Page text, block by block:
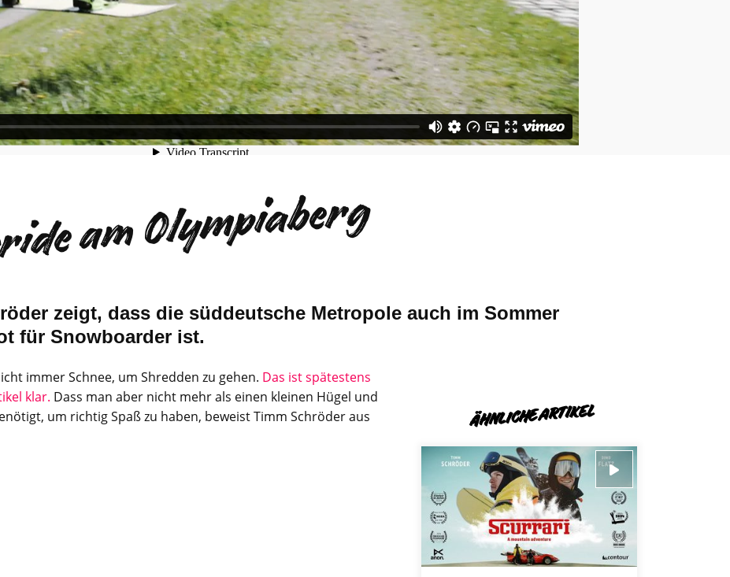
am Olympiaberg
zeigt, dass die süddeutsche Metropole auch im Sommer
für Snowboarder ist.
immer Schnee, um Shredden zu gehen. Das ist spätestens
klar. Dass man aber nicht mehr als einen kleinen Hügel und
um richtig Spaß zu haben, beweist Timm Schröder aus
ÄHNLICHE ARTIKEL